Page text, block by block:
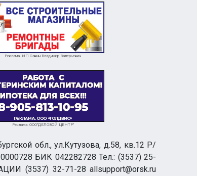
Реклама. ИП Савин Владимир Валерьевич
Реклама. ООО"ДЕЛОВОЙ ЦЕНТР"
обл., ул.Кутузова, д.58, кв.12 Р/
БИК 042282728 Тел.: (3537) 25-
(3537) 32-71-28 allsupport@orsk.ru